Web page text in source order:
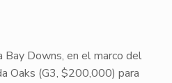
Bay Downs, en el marco del
Oaks (G3, $200,000) para